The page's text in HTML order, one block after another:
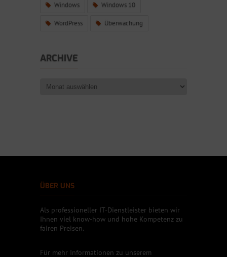
Windows Windows 10
WordPress Überwachung
ARCHIVE
ÜBER UNS
Als professioneller IT-Dienstleister bieten wir
Ihnen viel know-how und hohe Kompetenz zu
fairen Preisen.
Für mehr Informationen zu unserem